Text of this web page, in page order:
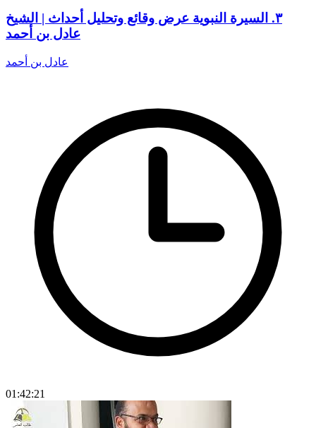
٣. السيرة النبوية عرض وقائع وتحليل أحداث | الشيخ
عادل بن أحمد
عادل بن أحمد
01:42:21